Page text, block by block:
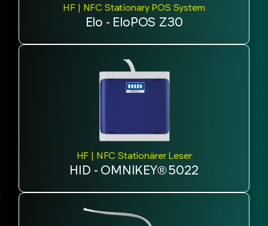
HF | NFC Stationary POS System
Elo - EloPOS Z30
HF | NFC Stationärer Leser
HID - OMNIKEY® 5022